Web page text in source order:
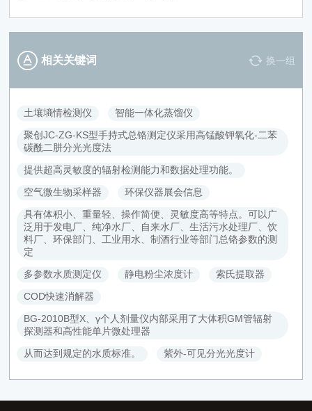
相关关键词 换一组
土壤墒情检测仪
智能一体化蒸馏仪
聚创JC-ZG-KS型手持式总铬测定仪采用高锰酸钾氧化-二苯
碳酰二肼分光光度法
提供超高灵敏度的辐射检测能力和数据处理功能。
空气微生物采样器
环保仪器展会信息
具有体积小、重量轻、操作简便、灵敏度高等特点。可以广
泛用于发电厂、纯净水厂、自来水厂、生活污水处理厂、饮
料厂、环保部门、工业用水、制酒行业等部门总铬参数的测
定
多参数水质测定仪
静电粉尘浓度计
索氏提取器
COD快速消解器
BG-2010B型X、γ个人剂量仪内部采用了大体积GM管辐射
探测器和高性能单片微处理器
从而达到规定的水质标准。
紫外-可见分光光度计